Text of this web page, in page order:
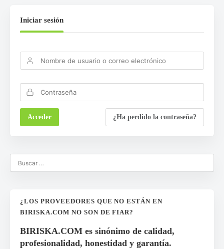
Iniciar sesión
¿Ha perdido la contraseña?
¿LOS PROVEEDORES QUE NO ESTÁN EN
BIRISKA.COM NO SON DE FIAR?
BIRISKA.COM es sinónimo de calidad,
profesionalidad, honestidad y garantía.